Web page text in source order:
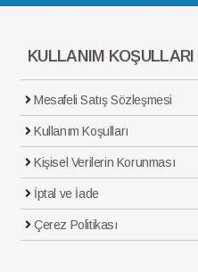
KULLANIM KOŞULLARI
Mesafeli Satış Sözleşmesi
Kullanım Koşulları
Kişisel Verilerin Korunması
İptal ve İade
Çerez Politikası